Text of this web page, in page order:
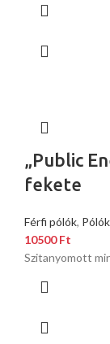
„Public
fekete
Férfi pólók, Pólók
10500Ft
Szitanyomott